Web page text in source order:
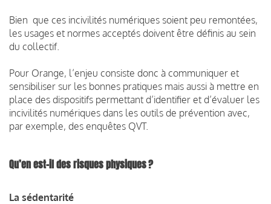
Bien que ces incivilités numériques soient peu remontées,
les usages et normes acceptés doivent être définis au sein
du collectif.
Pour Orange, l’enjeu consiste donc à communiquer et
sensibiliser sur les bonnes pratiques mais aussi à mettre en
place des dispositifs permettant d’identifier et d’évaluer les
incivilités numériques dans les outils de prévention avec,
par exemple, des enquêtes QVT.
Qu’en est-il des risques physiques ?
La sédentarité